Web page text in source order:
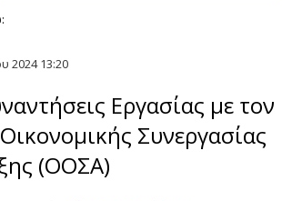
2024 13:20
Εργασίας με τον
Συνεργασίας
(ΟΟΣΑ)